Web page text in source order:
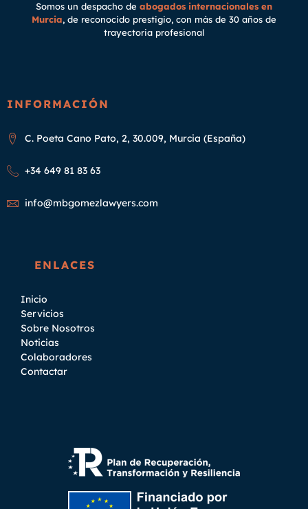
Somos un despacho de abogados internacionales en
Murcia, de reconocido prestigio, con más de 30 años de
trayectoria profesional
INFORMACIÓN
C. Poeta Cano Pato, 2, 30.009, Murcia (España)
+34 649 81 83 63
info@mbgomezlawyers.com
ENLACES
Inicio
Servicios
Sobre Nosotros
Noticias
Colaboradores
Contactar